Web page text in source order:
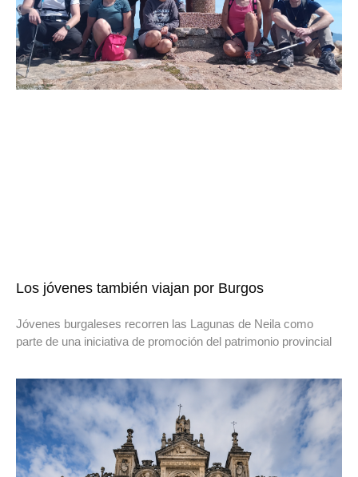
Los jóvenes también viajan por Burgos
Jóvenes burgaleses recorren las Lagunas de Neila como
parte de una iniciativa de promoción del patrimonio provincial